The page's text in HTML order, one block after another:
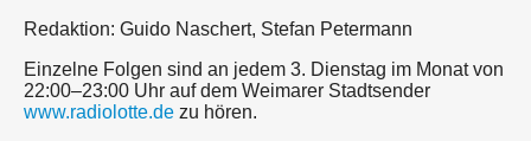
Redaktion: Guido Naschert, Stefan Petermann
Einzelne Folgen sind an jedem 3. Dienstag im Monat von
22:00–23:00 Uhr auf dem Weimarer Stadtsender
www.radiolotte.de zu hören.